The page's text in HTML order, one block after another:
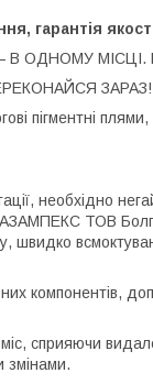
гарантія
ОДНОМУ МІСЦІ.
ЗАРАЗ!
пігментні
необхідно
ТОВ
швидко
компонентів,
сприяючи
змінами.